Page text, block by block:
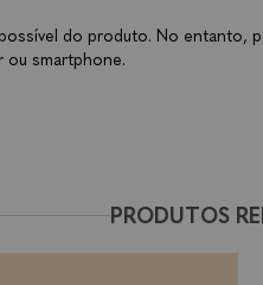
do produto. No entanto,
smartphone.
PRODUTOS